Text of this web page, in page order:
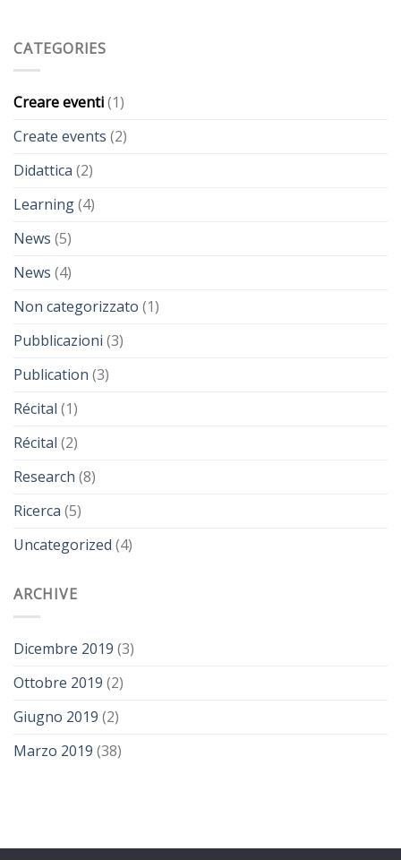
CATEGORIES
Creare eventi(1)
Create events (2)
Didattica (2)
Learning(4)
News (5)
News (4)
Non categorizzato (1)
Pubblicazioni (3)
Publication (3)
Récital (1)
Récital (2)
Research (8)
Ricerca (5)
Uncategorized (4)
ARCHIVE
Dicembre 2019 (3)
Ottobre 2019 (2)
Giugno 2019 (2)
Marzo 2019 (38)